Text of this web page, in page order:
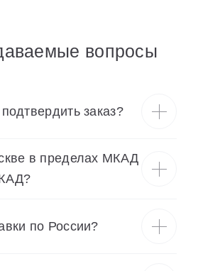
вопросы
заказ?
в пределах МКАД
по России?